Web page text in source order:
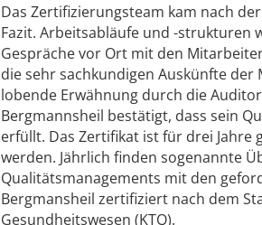
Das Zertifizierungsteam kam nach
Fazit. Arbeitsabläufe und -strukturen
Gespräche vor Ort mit den
die sehr sachkundigen Auskünfte
lobende Erwähnung durch die
Bergmannsheil bestätigt, dass sein
erfüllt. Das Zertifikat ist für drei
werden. Jährlich finden sogenannte
Qualitätsmanagements mit den
Bergmansheil zertifiziert nach dem
Gesundheitswesen (KTQ).